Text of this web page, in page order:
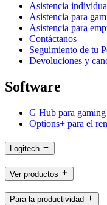
Asistencia
Asistencia para
Asistencia para
Contáctanos
Seguimiento de tu
Devoluciones y
Software
G Hub para
Options+ para el
Logitech
Ver productos
Para la productividad